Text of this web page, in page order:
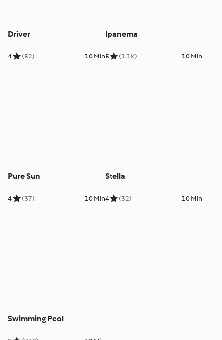
Driver
4 (52) 10 Min
Ipanema
5 (1.1K) 10 Min
Pure Sun
4 (37) 10 Min
Stella
4 (32) 10 Min
Swimming Pool